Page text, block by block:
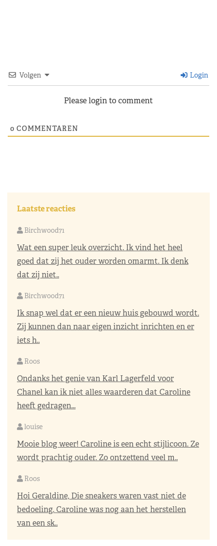
Volgen Login
Please login to comment
0 COMMENTAREN
Laatste reacties
Birchwood71
Wat een super leuk overzicht. Ik vind het heel
goed dat zij het ouder worden omarmt. Ik denk
dat zij niet..
Birchwood71
Ik snap wel dat er een nieuw huis gebouwd wordt.
Zij kunnen dan naar eigen inzicht inrichten en er
iets h..
Roos
Ondanks het genie van Karl Lagerfeld voor
Chanel kan ik niet alles waarderen dat Caroline
heeft gedragen...
louise
Mooie blog weer! Caroline is een echt stijlicoon. Ze
wordt prachtig ouder. Zo ontzettend veel m..
Roos
Hoi Geraldine, Die sneakers waren vast niet de
bedoeling. Caroline was nog aan het herstellen
van een sk..